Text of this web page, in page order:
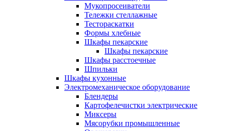
Мукопросеиватели
Тележки стеллажные
Тестораскатки
Формы хлебные
Шкафы пекарские
Шкафы пекарские
Шкафы расстоечные
Шпильки
Шкафы кухонные
Электромеханическое оборудование
Блендеры
Картофелечистки электрические
Миксеры
Мясорубки промышленные